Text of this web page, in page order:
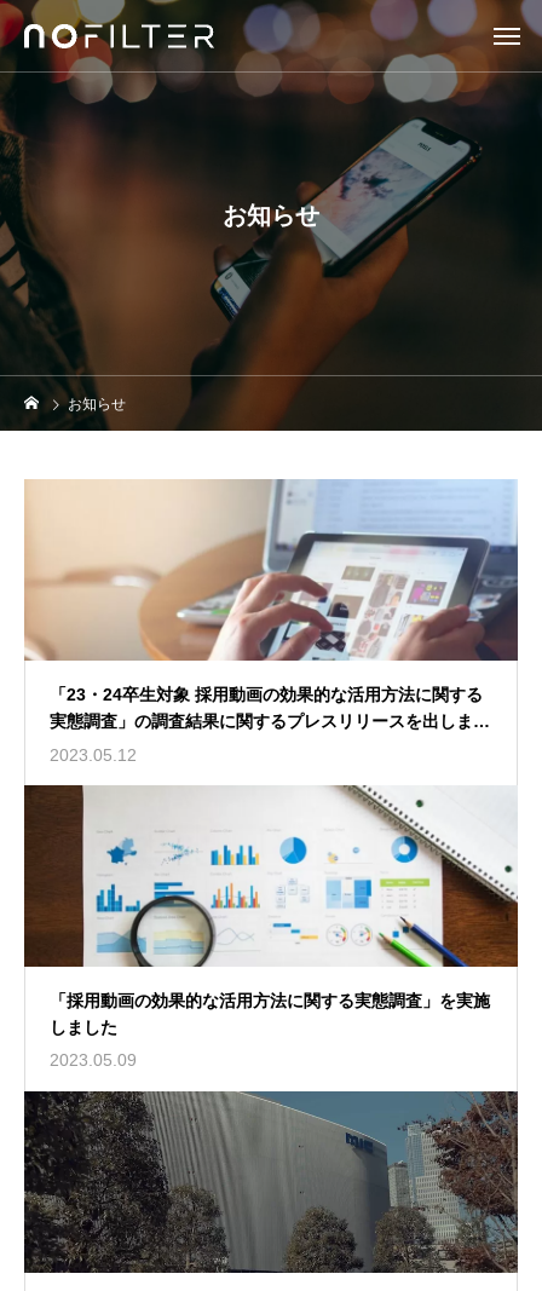
お知らせ
お知らせ
「23・24卒生対象 採用動画の効果的な活用方法に関する
実態調査」の調査結果に関するプレスリリースを出しまし
た。
2023.05.12
「採用動画の効果的な活用方法に関する実態調査」を実施
しました
2023.05.09